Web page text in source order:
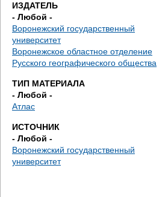
е
с
ь
ИЗДАТЕЛЬ
- Любой -
Воронежский государственный
университет
Воронежское областное отделение
Русского географического общества
ТИП МАТЕРИАЛА
- Любой -
Атлас
ИСТОЧНИК
- Любой -
Воронежский государственный
университет